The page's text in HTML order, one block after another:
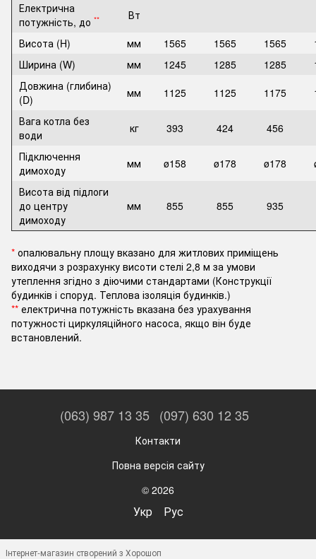
Електрична
потужність, до **
Вт
Висота (H)
мм 1565 1565 1565
Ширина (W)
мм 1245 1285 1285
Довжина (глибина)
(D)
мм 1125 1125 1175
Вага котла без
води
кг 393 424
456
Підключення
димоходу
мм ø158 ø178 ø178
Висота від підлоги
до центру
димоходу
мм 855 855 935
* опалювальну площу вказано для житлових приміщень
виходячи з розрахунку висоти стелі 2,8 м за умови
утеплення згідно з діючими стандартами (Конструкції
будинків і споруд. Теплова ізоляція будинків.)
** електрична потужність вказана без урахування
потужності циркуляційного насоса, якщо він буде
встановлений.
(063) 987 13 35 (097) 630 12 35
Контакти
Повна версія сайту
© 2026
Укр Рус
Інтернет-магазин створений з Хорошоп